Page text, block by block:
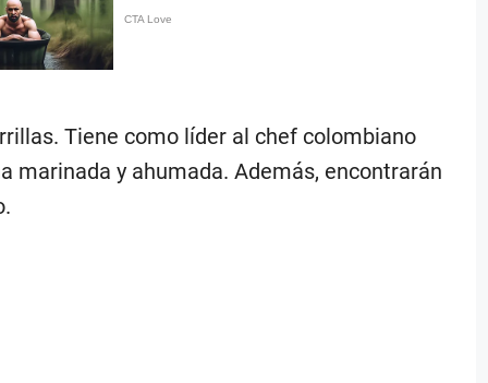
Tiene como líder al chef colombiano
marinada y ahumada. Además, encontrarán